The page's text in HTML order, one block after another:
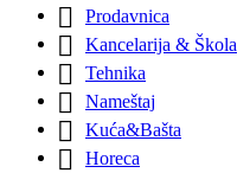

Prodavnica
 Kancelarija & Škola
 Tehnika
 Nameštaj
 Kuća&Bašta
 Horeca